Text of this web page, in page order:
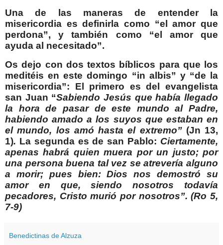
Una de las maneras de entender la
misericordia es definirla como “el amor que
perdona”, y también como “el amor que
ayuda al necesitado”.
Os dejo con dos textos bíblicos para que los
meditéis en este domingo “in albis” y “de la
misericordia”: El primero es del evangelista
san Juan “Sabiendo Jesús que había llegado
la hora de pasar de este mundo al Padre,
habiendo amado a los suyos que estaban en
el mundo, los amó hasta el extremo” (Jn 13,
1). La segunda es de san Pablo: Ciertamente,
apenas habrá quien muera por un justo; por
una persona buena tal vez se atrevería alguno
a morir; pues bien: Dios nos demostró su
amor en que, siendo nosotros todavía
pecadores, Cristo murió por nosotros”. (Ro 5,
7-9)
Benedictinas de Alzuza